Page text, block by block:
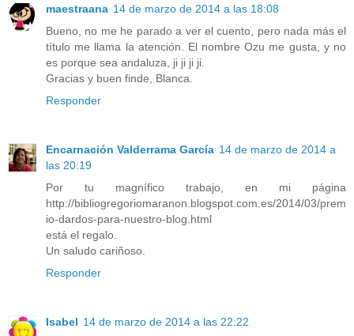
maestraana 14 de marzo de 2014 a las 18:08
Bueno, no me he parado a ver el cuento, pero nada más el
título me llama la atención. El nombre Ozu me gusta, y no
es porque sea andaluza, ji ji ji ji.
Gracias y buen finde, Blanca.
Responder
Encarnación Valderrama García 14 de marzo de 2014 a
las 20:19
Por tu magnífico trabajo, en mi página
http://bibliogregoriomaranon.blogspot.com.es/2014/03/prem
io-dardos-para-nuestro-blog.html
está el regalo.
Un saludo cariñoso.
Responder
Isabel 14 de marzo de 2014 a las 22:22